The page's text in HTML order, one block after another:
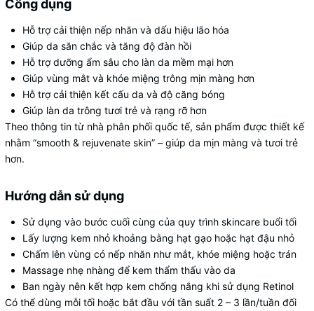
Công dụng
Hỗ trợ cải thiện nếp nhăn và dấu hiệu lão hóa
Giúp da săn chắc và tăng độ đàn hồi
Hỗ trợ dưỡng ẩm sâu cho làn da mềm mại hơn
Giúp vùng mắt và khóe miệng trông mịn màng hơn
Hỗ trợ cải thiện kết cấu da và độ căng bóng
Giúp làn da trông tươi trẻ và rạng rỡ hơn
Theo thông tin từ nhà phân phối quốc tế, sản phẩm được thiết kế
nhằm “smooth & rejuvenate skin” – giúp da mịn màng và tươi trẻ
hơn.
Hướng dẫn sử dụng
Sử dụng vào bước cuối cùng của quy trình skincare buổi tối
Lấy lượng kem nhỏ khoảng bằng hạt gạo hoặc hạt đậu nhỏ
Chấm lên vùng có nếp nhăn như mắt, khóe miệng hoặc trán
Massage nhẹ nhàng để kem thẩm thấu vào da
Ban ngày nên kết hợp kem chống nắng khi sử dụng Retinol
Có thể dùng mỗi tối hoặc bắt đầu với tần suất 2 – 3 lần/tuần đối